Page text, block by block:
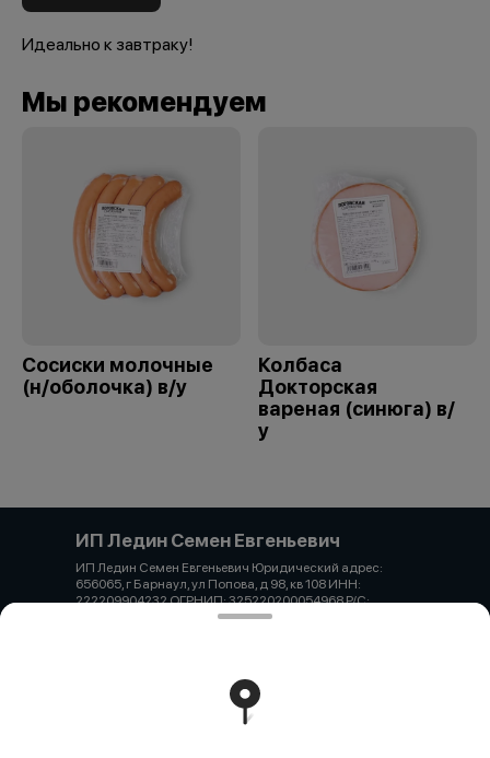
Идеально к завтраку!
Мы рекомендуем
Сосиски молочные
(н/оболочка) в/у
Колбаса
Докторская
вареная (синюга) в/
у
ИП Ледин Семен Евгеньевич
ИП Ледин Семен Евгеньевич Юридический адрес:
656065, г Барнаул, ул Попова, д 98, кв 108 ИНН:
222209904232 ОГРНИП: 325220200054968 Р/С:
40802810102740002869 АЛТАЙСКОЕ ОТДЕЛЕНИЕ
Работает на эффективном ядре